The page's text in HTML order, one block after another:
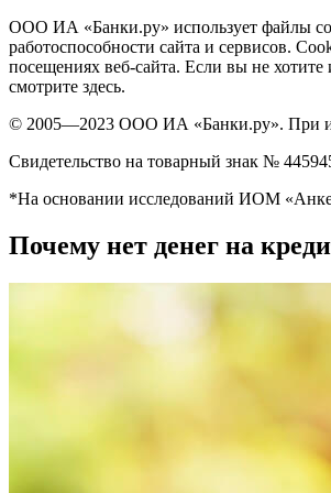
ООО ИА «Банки.ру» использует файлы
работоспособности сайта и сервисов.
посещениях веб-сайта. Если вы не хотите
смотрите здесь.
© 2005—2023 ООО ИА «Банки.ру». При
Свидетельство на товарный знак №
*На основании исследований ИОМ
Почему нет денег на